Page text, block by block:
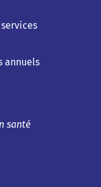
annuels
santé